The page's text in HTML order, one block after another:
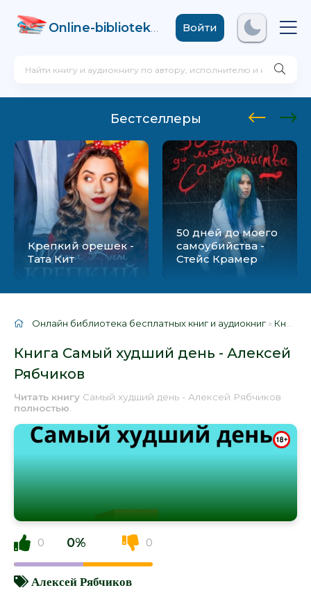
Online-biblioteka .comВойти
Бестселлеры
Крепкий орешек -
Тата Кит
50 дней до моего
самоубийства -
Стейс Крамер
Онлайн библиотека бесплатных книг и аудиокниг » Книги
Книга Самый худший день - Алексей
Рябчиков
Читать книгу Самый худший день - Алексей Рябчиков
полностью
0 0% 0
Алексей Рябчиков